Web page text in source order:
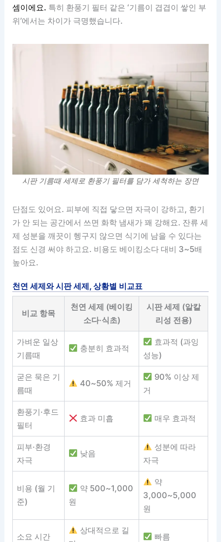
셈이에요. 특히 환풍기 필터 같은 ‘기름이 겹겹이 쌓인 부
위’에서는 차이가 극명했습니다.
시판 기름때 세제로 환풍기 필터를 담가 세척하는 장면
단점도 있어요. 피부에 직접 닿으면 자극이 강하고, 환기
가 안 되는 공간에서 쓰면 화학 냄새가 꽤 강해요. 잔류 세
제 성분을 깨끗이 헹구지 않으면 식기에 남을 수 있다는
점도 신경 써야 하고요. 비용도 베이킹소다 대비 3~5배
높아요.
천연 세제와 시판 세제, 상황별 비교표
비교 항목
천연 세제 (베이킹
소다·식초)
시판 세제 (알칼
리성 전용)
가벼운 일상
기름때
충분히 효과적
효과적 (과잉
성능)
굳은 묵은 기
름때
40~50% 제거
90% 이상 제
거
환풍기·후드
필터
효과 미흡 매우 효과적
피부·환경
자극
낮음
성분에 따라
자극
비용 (월 기
준)
약 500~1,000
원
약
3,000~5,000
원
소요 시간
상대적으로 길
빠름